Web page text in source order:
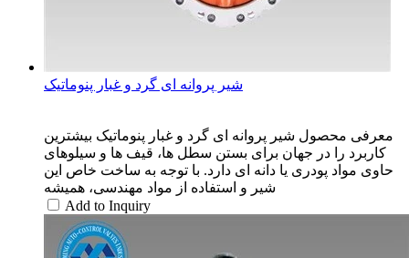
شیر پروانه ای گرد و غبار پنوماتیک
معرفی محصول شیر پروانه ای گرد و غبار پنوماتیک بیشترین
کاربرد را در جهان برای بستن سطل ها، قیف ها و سیلوهای
حاوی مواد پودری یا دانه ای دارد. با توجه به ساخت خاص این
شیر و استفاده از مواد مهندسی، همیشه
Add to Inquiry